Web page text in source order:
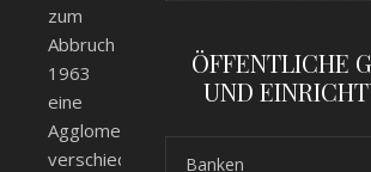
zum
Abbruch
1963
eine
Agglomeration
verschiedener
ÖFFENTLICHE
UND